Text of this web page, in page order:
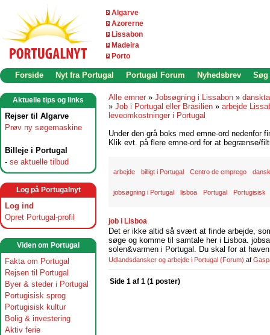
Algarve
Azorerne
Lissabon
Madeira
Porto
Forside Nyt fra Portugal Portugal Forum Nyhedsbrev Søg
Aktuelle tips og links
Rejser til Algarve
Prøv ny søgemaskine
Billeje i Portugal
- se aktuelle tilbud
Log på Portugalnyt
Log ind
Opret Portugal-profil
Viden om Portugal
Fakta om Portugal
Rejsen til Portugal
Byer & steder i Portugal
Portugisisk sprog
Portugisisk kultur
Bolig & investering
Aktiv ferie
Alle emner » Jobsøgning i Lissabon »
» Job i Portugal eller Brasilien » arbejde
leveomkostninger i Portugal
Under den grå boks med emne-ord nedenfor
Klik evt. på flere emne-ord for at begrænse/
arbejde billigt i Portugal Centro de emprego
jobsøgning i Portugal lisboa Portugal Portugisisk
job i Lisboa
Det er ikke altid så svært at finde arbejde,
søge og komme til samtale her i Lisboa.
solen&varmen i Portugal. Du skal for at
Udlandsdansker og arbejde i Portugal (Forum) af
Side 1 af 1 (1 poster)